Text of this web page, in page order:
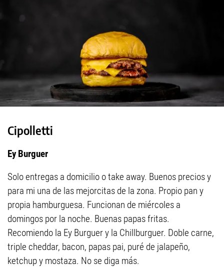
Cipolletti
Ey Burguer
Solo entregas a domicilio o take away. Buenos precios y
para mi una de las mejorcitas de la zona. Propio pan y
propia hamburguesa. Funcionan de miércoles a
domingos por la noche. Buenas papas fritas.
Recomiendo la Ey Burguer y la Chillburguer. Doble carne,
triple cheddar, bacon, papas pai, puré de jalapeño,
ketchup y mostaza. No se diga más.